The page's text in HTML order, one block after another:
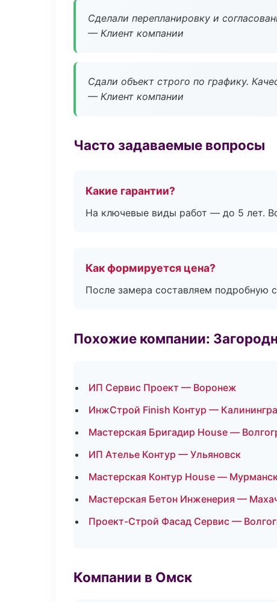
Сделали перепланировку и
— Клиент компании
Сдали объект строго по графику.
— Клиент компании
Часто задаваемые вопросы
Какие гарантии?
На ключевые виды работ — до 5 лет.
Как формируется цена?
После замера составляем подробную
Похожие компании:
ИП Сервис Проект — Воронеж
ИнжСтрой Finish Контур —
Мастерская Бригадир House —
ИП Ателье Контур — Ульяновск
Мастерская Контур House —
Мастерская Бетон Инженерия —
Проект-Строй Фасад Сервис —
Компании в Омск